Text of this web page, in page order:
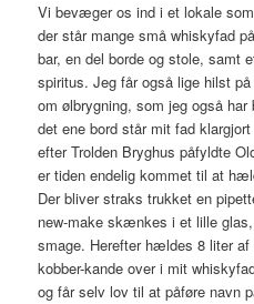
Vi bevæger os ind i et lokale
der står mange små whiskyfad
bar, en del borde og stole, samt
spiritus. Jeg får også lige hilst
om ølbrygning, som jeg også
det ene bord står mit fad
efter Trolden Bryghus påfyldte
er tiden endelig kommet til at
Der bliver straks trukket en
new-make skænkes i et lille
smage. Herefter hældes 8 liter
kobber-kande over i mit
og får selv lov til at påføre navn